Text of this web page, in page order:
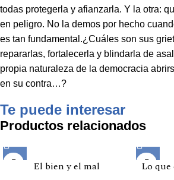
todas protegerla y afianzarla. Y la otra:
en peligro. No la demos por hecho
es tan fundamental.¿Cuáles son sus
repararlas, fortalecerla y blindarla de
propia naturaleza de la democracia
en su contra…?
Te puede interesar
Productos relacionados
El bien y el mal Lo que